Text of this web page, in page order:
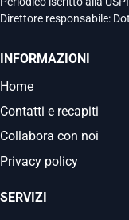
Direttore responsabile:
INFORMAZIONI
Home
Contatti e recapiti
Collabora con noi
Privacy policy
SERVIZI